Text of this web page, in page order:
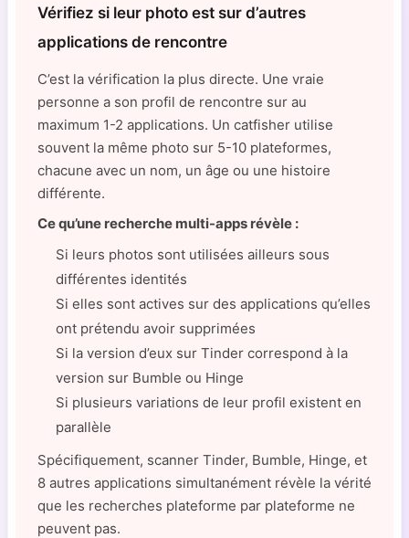
Vérifiez si leur photo est sur d’autres
applications de rencontre
C’est la vérification la plus directe. Une vraie
personne a son profil de rencontre sur au
maximum 1-2 applications. Un catfisher utilise
souvent la même photo sur 5-10 plateformes,
chacune avec un nom, un âge ou une histoire
différente.
Ce qu’une recherche multi-apps révèle :
Si leurs photos sont utilisées ailleurs sous
différentes identités
Si elles sont actives sur des applications qu’elles
ont prétendu avoir supprimées
Si la version d’eux sur Tinder correspond à la
version sur Bumble ou Hinge
Si plusieurs variations de leur profil existent en
parallèle
Spécifiquement, scanner Tinder, Bumble, Hinge, et
8 autres applications simultanément révèle la vérité
que les recherches plateforme par plateforme ne
peuvent pas.